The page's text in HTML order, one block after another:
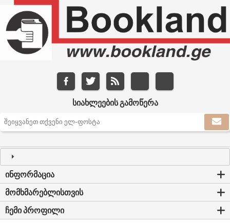
ᲡᲘᲐᲮᲚᲔᲔᲑᲘᲡ ᲒᲐᲛᲝᲬᲔᲠᲐ
ᲘᲜᲤᲝᲠᲛᲐᲪᲘᲐ
ᲛᲝᲛᲮᲛᲐᲠᲔᲑᲚᲘᲡᲗᲕᲘᲡ
ᲩᲔᲛᲘ ᲞᲠᲝᲤᲘᲚᲘ